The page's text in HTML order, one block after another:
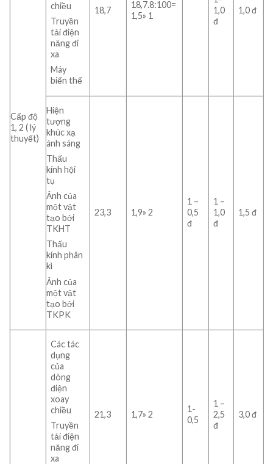
Cấp độ
1, 2 ( lý
thuyết)
chiều
Truyền
tải điện
năng đi
xa
Máy
biến thế
18,7
18,7.8:100=
1,5» 1
1,0
đ
1,0 đ
Hiện
tượng
khúc xạ
ánh sáng
Thấu
kính hội
tụ
Ảnh của
một vật
tạo bởi
TKHT
Thấu
kính phân
kì
Ảnh của
một vật
tạo bởi
TKPK
23,3 1,9» 2
1 –
0,5
đ
1 –
1,0
đ
1,5 đ
Các tác
dụng
của
dòng
điện
xoay
chiều
Truyền
tải điện
năng đi
xa
21,3 1,7» 2
1-
0,5
1 –
2,5
đ
3,0 đ